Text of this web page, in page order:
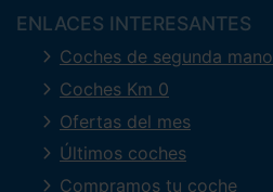
ENLACES INTERESANTES
Coches de segunda mano
Coches Km 0
Ofertas del mes
Últimos coches
Compramos tu coche